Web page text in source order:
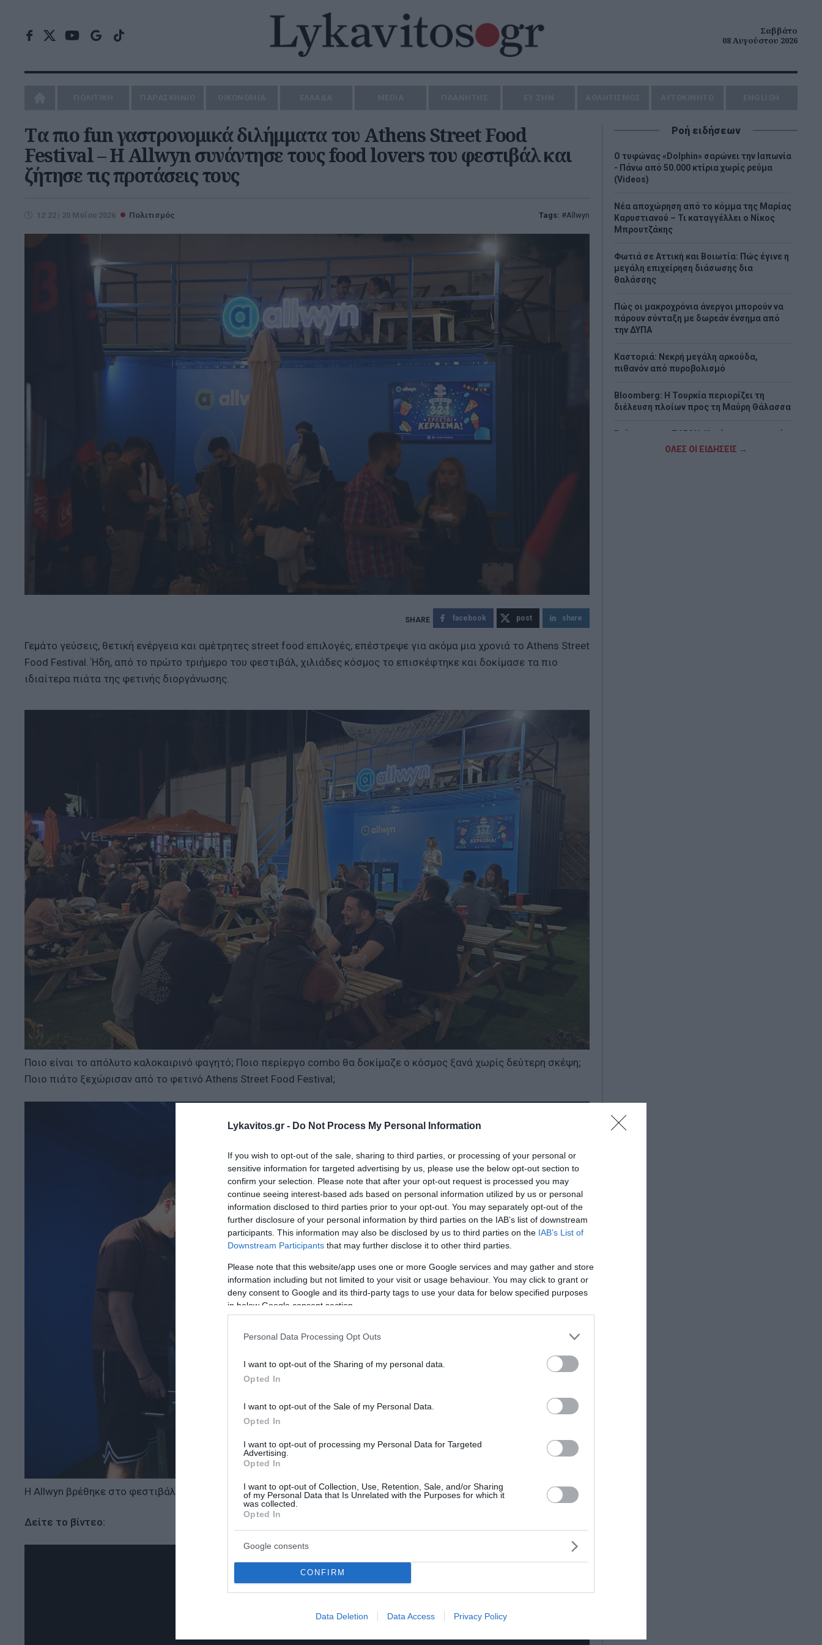
Lykavitos.gr - Do Not Process My Personal Information
If you wish to opt-out of the sale, sharing to third parties, or processing of your personal or
sensitive information for targeted advertising by us, please use the below opt-out section to
confirm your selection. Please note that after your opt-out request is processed you may
continue seeing interest-based ads based on personal information utilized by us or personal
information disclosed to third parties prior to your opt-out. You may separately opt-out of the
further disclosure of your personal information by third parties on the IAB’s list of downstream
participants. This information may also be disclosed by us to third parties on the IAB’s List of
Downstream Participants that may further disclose it to other third parties.
Please note that this website/app uses one or more Google services and may gather and store
information including but not limited to your visit or usage behaviour. You may click to grant or
deny consent to Google and its third-party tags to use your data for below specified purposes
in below Google consent section.
Personal Data Processing Opt Outs
I want to opt-out of the Sharing of my personal data.
Opted In
I want to opt-out of the Sale of my Personal Data.
Opted In
I want to opt-out of processing my Personal Data for Targeted
Advertising.
Opted In
I want to opt-out of Collection, Use, Retention, Sale, and/or Sharing
of my Personal Data that Is Unrelated with the Purposes for which it
was collected.
Opted In
Google consents
CONFIRM
Data Deletion Data Access Privacy Policy
Σαββάτο
08 Αυγούστου 2026
Tα πιο fun γαστρονομικά διλήμματα του Athens Street Food
Festival – Η Allwyn συνάντησε τους food lovers του φεστιβάλ και
ζήτησε τις προτάσεις τους
12:22 | 20 Μαΐου 2026 Πολιτισμός Tags: Allwyn
facebook post share
Γεμάτο γεύσεις, θετική ενέργεια και αμέτρητες street food επιλογές, επέστρεψε για ακόμα μια χρονιά το Athens Street
Food Festival. Ήδη, από το πρώτο τριήμερο του φεστιβάλ, χιλιάδες κόσμος το επισκέφτηκε και δοκίμασε τα πιο
ιδιαίτερα πιάτα της φετινής διοργάνωσης.
Ποιο είναι το απόλυτο καλοκαιρινό φαγητό; Ποιο περίεργο combo θα δοκίμαζε ο κόσμος ξανά χωρίς δεύτερη σκέψη;
Ποιο πιάτο ξεχώρισαν από το φετινό Athens Street Food Festival;
Η Allwyn βρέθηκε στο φεστιβάλ και κάλεσε το κοινό να απαντήσει.
Δείτε το βίντεο:
Ροή ειδήσεων
Ο τυφώνας «Dolphin» σαρώνει την Ιαπωνία
- Πάνω από 50.000 κτίρια χωρίς ρεύμα
(Videos)
Νέα αποχώρηση από το κόμμα της Μαρίας
Καρυστιανού – Τι καταγγέλλει ο Νίκος
Μπρουτζάκης
Φωτιά σε Αττική και Βοιωτία: Πώς έγινε η
μεγάλη επιχείρηση διάσωσης δια
θαλάσσης
Πώς οι μακροχρόνια άνεργοι μπορούν να
πάρουν σύνταξη με δωρεάν ένσημα από
την ΔΥΠΑ
Καστοριά: Νεκρή μεγάλη αρκούδα,
πιθανόν από πυροβολισμό
Bloomberg: Η Τουρκία περιορίζει τη
διέλευση πλοίων προς τη Μαύρη Θάλασσα
Σκέρτσος για ΠΑΣΟΚ: Κανένα ουσιαστικό
επιχείρημα για την έκθεση του ΟΟΣΑ
ΟΛΕΣ ΟΙ ΕΙΔΗΣΕΙΣ →